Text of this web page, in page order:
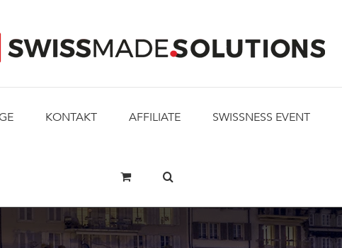
KONTAKT AFFILIATE SWISSNESS EVENT